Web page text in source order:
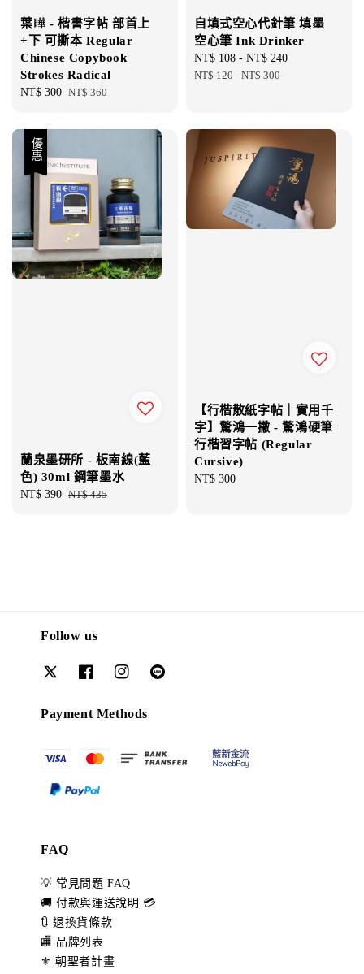
葉曄 - 楷書字帖 部首上
+下 可撕本 Regular
Chinese Copybook
Strokes Radical
Sale
NT$ 300 Regular
NT$ 360
自填式空心代針筆 填墨
空心筆 Ink Drinker
Sale
price
NT$ 108 - NT$ 240
NT$ 120-NT$ 300
優惠
蘭泉墨研所 - 板南線(藍
色) 30ml 鋼筆墨水
Sale
NT$ 390 Regular
NT$ 435
【行楷散紙字帖｜實用千
字】驚鴻一撇 - 驚鴻硬筆
行楷習字帖 (Regular
Cursive)
Regular
NT$ 300
Follow us
Payment Methods
FAQ
💡 常見問題 FAQ
🚚 付款與運送說明 💳
🔃 退換貨條款
🏬 品牌列表
⚜️ 朝聖者計畫